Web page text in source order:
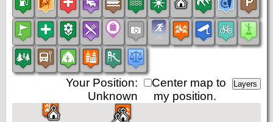
Center map to
my position.
Your Position:
Unknown